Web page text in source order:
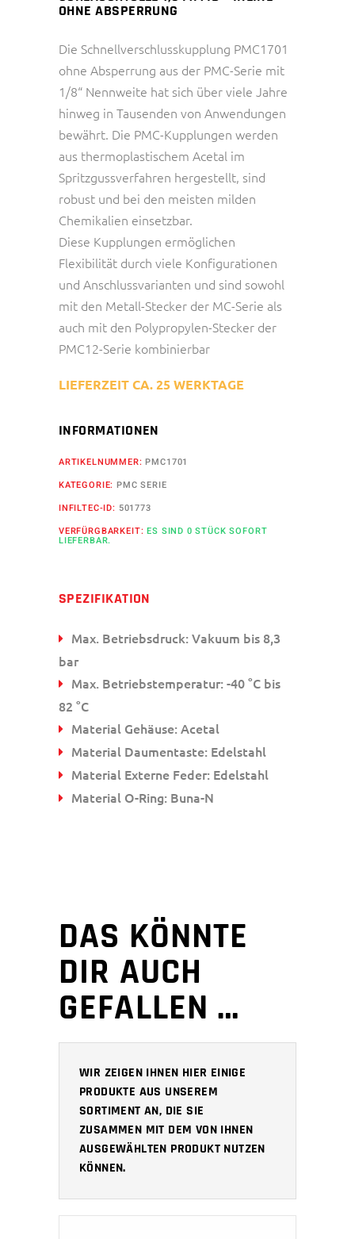
OHNE ABSPERRUNG
Die Schnellverschlusskupplung PMC1701
ohne Absperrung aus der PMC-Serie mit
1/8“ Nennweite hat sich über viele Jahre
hinweg in Tausenden von Anwendungen
bewährt. Die PMC-Kupplungen werden
aus thermoplastischem Acetal im
Spritzgussverfahren hergestellt, sind
robust und bei den meisten milden
Chemikalien einsetzbar.
Diese Kupplungen ermöglichen
Flexibilität durch viele Konfigurationen
und Anschlussvarianten und sind sowohl
mit den Metall-Stecker der MC-Serie als
auch mit den Polypropylen-Stecker der
PMC12-Serie kombinierbar
LIEFERZEIT CA. 25 WERKTAGE
INFORMATIONEN
ARTIKELNUMMER:PMC1701
KATEGORIE:PMC SERIE
INFILTEC-ID: 501773
VERFÜRGBARKEIT:ES SIND 0 STÜCK SOFORT
LIEFERBAR.
SPEZIFIKATION
Max. Betriebsdruck: Vakuum bis 8,3
bar
Max. Betriebstemperatur: -40 °C bis
82 °C
Material Gehäuse: Acetal
Material Daumentaste: Edelstahl
Material Externe Feder: Edelstahl
Material O-Ring: Buna-N
DAS KÖNNTE
DIR AUCH
GEFALLEN …
WIR ZEIGEN IHNEN HIER EINIGE
PRODUKTE AUS UNSEREM
SORTIMENT AN, DIE SIE
ZUSAMMEN MIT DEM VON IHNEN
AUSGEWÄHLTEN PRODUKT NUTZEN
KÖNNEN.